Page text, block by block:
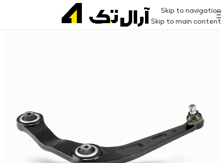
Skip to navigation
Skip to main content